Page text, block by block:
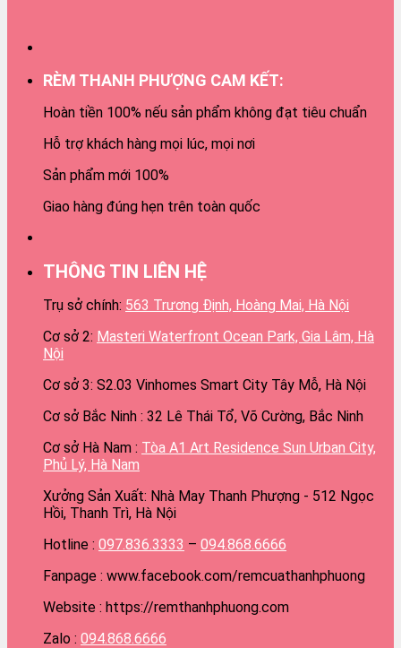
RÈM THANH PHƯỢNG CAM KẾT:
Hoàn tiền 100% nếu sản phẩm không đạt tiêu chuẩn
Hỗ trợ khách hàng mọi lúc, mọi nơi
Sản phẩm mới 100%
Giao hàng đúng hẹn trên toàn quốc
THÔNG TIN LIÊN HỆ
Trụ sở chính: 563 Trương Định, Hoàng Mai, Hà Nội
Cơ sở 2: Masteri Waterfront Ocean Park, Gia Lâm, Hà
Nội
Cơ sở 3: S2.03 Vinhomes Smart City Tây Mỗ, Hà Nội
Cơ sở Bắc Ninh : 32 Lê Thái Tổ, Võ Cường, Bắc Ninh
Cơ sở Hà Nam : Tòa A1 Art Residence Sun Urban City,
Phủ Lý, Hà Nam
Xưởng Sản Xuất: Nhà May Thanh Phượng - 512 Ngọc
Hồi, Thanh Trì, Hà Nội
Hotline : 097.836.3333 – 094.868.6666
Fanpage : www.facebook.com/remcuathanhphuong
Website : https://remthanhphuong.com
Zalo : 094.868.6666